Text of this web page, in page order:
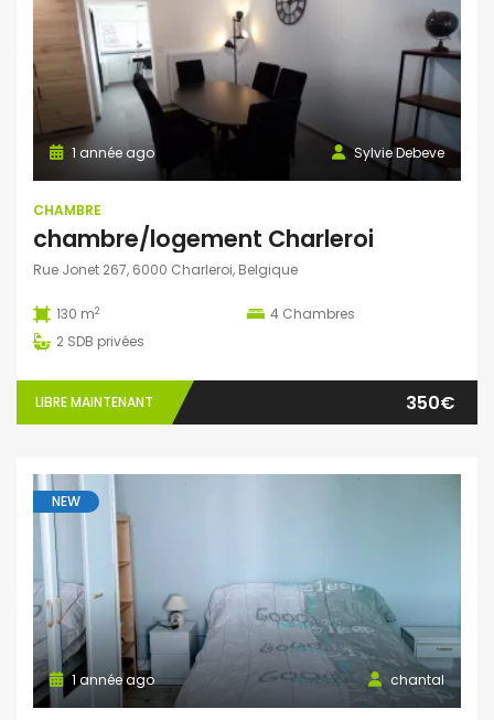
Sylvie Debeve
1 année ago
CHAMBRE
chambre/logement Charleroi
Rue Jonet 267, 6000 Charleroi, Belgique
130 m2 4 Chambres
2 SDB privées
LIBRE MAINTENANT 350€
NEW
chantal
1 année ago